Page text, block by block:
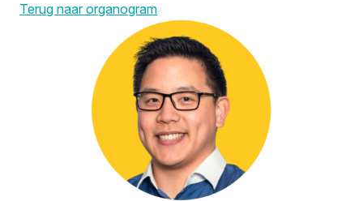
Terug naar organogram